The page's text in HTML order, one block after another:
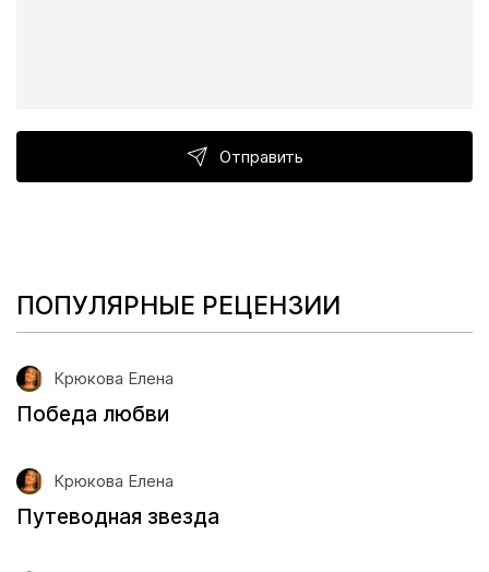
Отправить
ПОПУЛЯРНЫЕ РЕЦЕНЗИИ
Крюкова Елена
Победа любви
Крюкова Елена
Путеводная звезда